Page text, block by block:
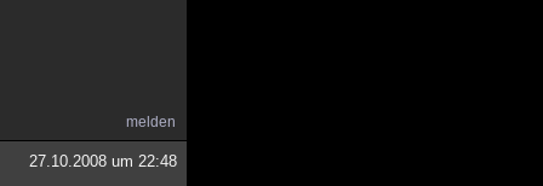
melden
27.10.2008 um 22:48